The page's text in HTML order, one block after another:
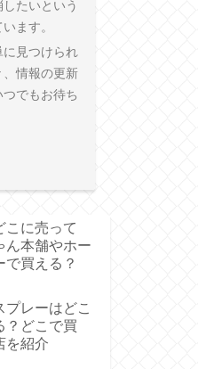
たいという
ます。
に見つけられ
、情報の更新
でもお待ち
こに売って
ん本舗やホー
で買える？
プレーはどこ
？どこで買
を紹介